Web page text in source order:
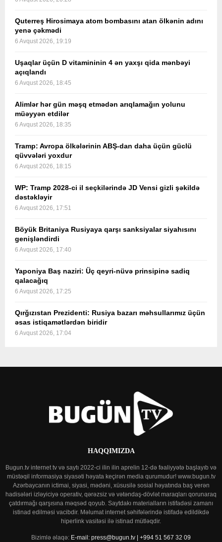
Quterreş Hirosimaya atom bombasını atan ölkənin adını
yenə çəkmədi
6 Avqust 2026, 19:19
Uşaqlar üçün D vitamininin 4 ən yaxşı qida mənbəyi
açıqlandı
6 Avqust 2026, 18:45
Alimlər hər gün məşq etmədən arıqlamağın yolunu
müəyyən etdilər
6 Avqust 2026, 18:35
Tramp: Avropa ölkələrinin ABŞ-dan daha üçün güclü
qüvvələri yoxdur
6 Avqust 2026, 18:15
WP: Tramp 2028-ci il seçkilərində JD Vensi gizli şəkildə
dəstəkləyir
6 Avqust 2026, 17:51
Böyük Britaniya Rusiyaya qarşı sanksiyalar siyahısını
genişləndirdi
6 Avqust 2026, 17:40
Yaponiya Baş naziri: Üç qeyri-nüvə prinsipinə sadiq
qalacağıq
6 Avqust 2026, 17:25
Qırğızıstan Prezidenti: Rusiya bazarı məhsullarımız üçün
əsas istiqamətlərdən biridir
6 Avqust 2026, 17:04
HAQQIMIZDA
Bugun.tv internet tv və saytı 2022-ci ilin ilin aprelin 12-də fəaliyyətə başlayıb və
müstəqil informasiya siyasəti həyata keçirən media qurumudur! www.bugun.tv
Azərbaycanın ictimai, siyasi, mədəni, xüsusilə sosial həyatında baş verən
hadisələri izləyiciyə operativ, qərəzsiz və vətəndaş-dövlət maraqları qorunaraq
çatdırmağı qarşısına məqsəd qoyub. Saytdakı materialların istifadəsi zamanı
istinad edilməsi vacibdir. Məlumat internet səhifələrində istifadə edildikdə
hiperlink vasitəsi ilə istinad mütləqdir.
Bizimlə əlaqə: E-mail: press@bugun.tv | +994 51 567 32 09